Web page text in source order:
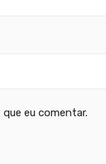
eu comentar.